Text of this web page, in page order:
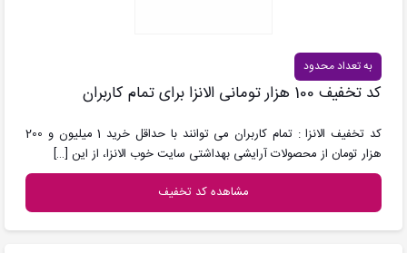
به تعداد محدود
کد تخفیف 100 هزار تومانی الانزا برای تمام کاربران
کد تخفیف الانزا : تمام کاربران می توانند با حداقل خرید 1 میلیون و 200
هزار تومان از محصولات آرایشی بهداشتی سایت خوب الانزا، از این […]
مشاهده کد تخفیف